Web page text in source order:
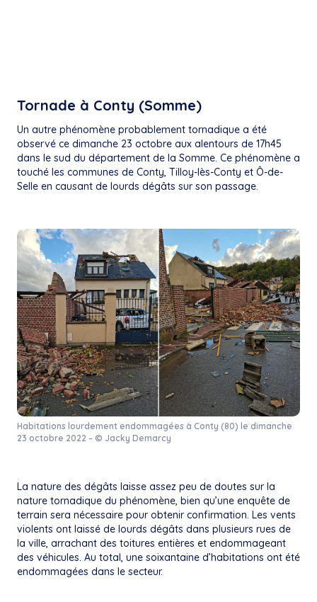
Tornade à Conty (Somme)
Un autre phénomène probablement tornadique a été
observé ce dimanche 23 octobre aux alentours de 17h45
dans le sud du département de la Somme. Ce phénomène a
touché les communes de Conty, Tilloy-lès-Conty et Ô-de-
Selle en causant de lourds dégâts sur son passage.
Habitations lourdement endommagées à Conty (80) le dimanche
23 octobre 2022 – © Jacky Demarcy
La nature des dégâts laisse assez peu de doutes sur la
nature tornadique du phénomène, bien qu’une enquête de
terrain sera nécessaire pour obtenir confirmation. Les vents
violents ont laissé de lourds dégâts dans plusieurs rues de
la ville, arrachant des toitures entières et endommageant
des véhicules. Au total, une soixantaine d’habitations ont été
endommagées dans le secteur.